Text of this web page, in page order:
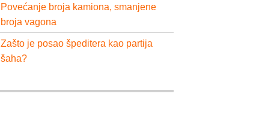
Povećanje broja kamiona, smanjene
broja vagona
Zašto je posao špeditera kao partija
šaha?